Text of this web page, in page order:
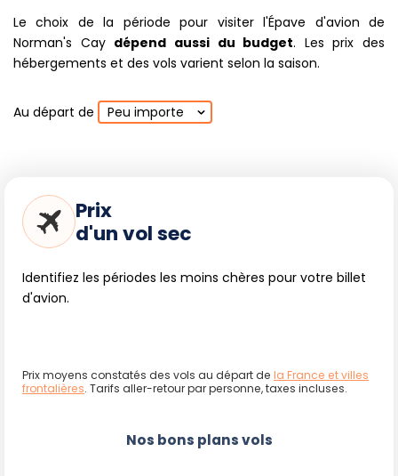
Le choix de la période pour visiter l'Épave d'avion de
Norman's Cay dépend aussi du budget. Les prix des
hébergements et des vols varient selon la saison.
Au départ de Peu importe
Prix
d'un vol sec
Identifiez les périodes les moins chères pour votre billet
d'avion.
Prix moyens constatés des vols au départ de la France et villes
frontalières. Tarifs aller-retour par personne, taxes incluses.
Nos bons plans vols